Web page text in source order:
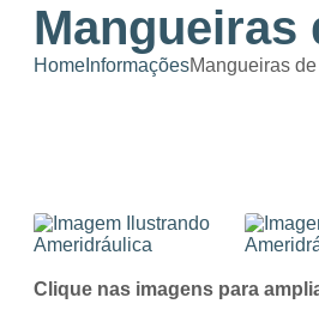
Home InformaçõesMangueiras
Mangueiras
Clique nas imagens para